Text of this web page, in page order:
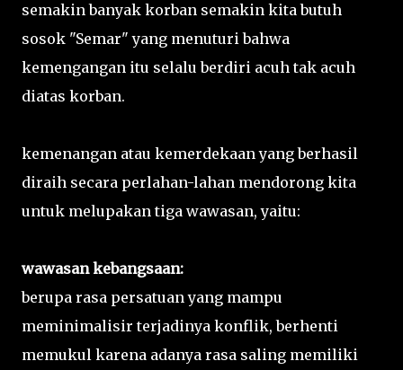
semakin banyak korban semakin kita butuh
sosok "Semar" yang menuturi bahwa
kemengangan itu selalu berdiri acuh tak acuh
diatas korban.
kemenangan atau kemerdekaan yang berhasil
diraih secara perlahan-lahan mendorong kita
untuk melupakan tiga wawasan, yaitu:
wawasan kebangsaan:
berupa rasa persatuan yang mampu
meminimalisir terjadinya konflik, berhenti
memukul karena adanya rasa saling memiliki